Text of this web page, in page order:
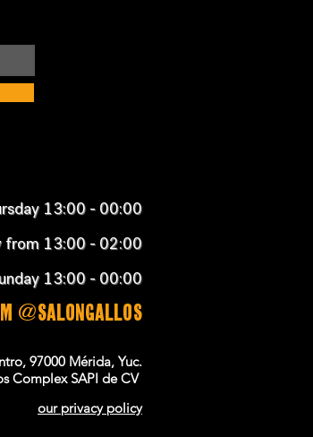
13:00 - 00:00
from 13:00 - 02:00
13:00 - 00:00
@salongallos
97000 Mérida, Yuc.
Complex SAPI de CV
our privacy policy